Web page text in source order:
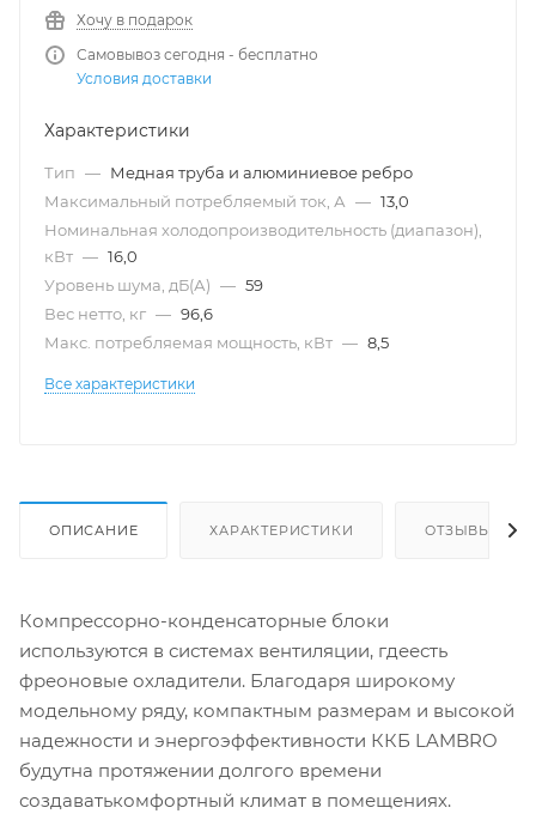
Хочу в подарок
Самовывоз сегодня - бесплатно
Условия доставки
Характеристики
Тип — Медная труба и алюминиевое ребро
Максимальный потребляемый ток, А — 13,0
Номинальная холодопроизводительность (диапазон),
кВт — 16,0
Уровень шума, дБ(А) — 59
Вес нетто, кг — 96,6
Макс. потребляемая мощность, кВт — 8,5
Все характеристики
ОПИСАНИЕ ХАРАКТЕРИСТИКИ ОТЗЫВЫ
Компрессорно-конденсаторные блоки
используются в системах вентиляции, гдеесть
фреоновые охладители. Благодаря широкому
модельному ряду, компактным размерам и высокой
надежности и энергоэффективности ККБ LAMBRO
будутна протяжении долгого времени
создаватькомфортный климат в помещениях.